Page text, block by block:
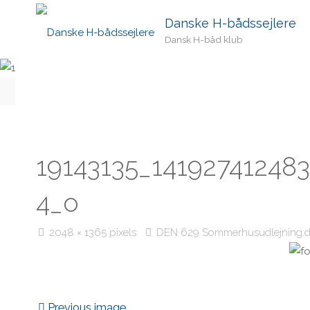
Danske H-bådssejlere
Dansk H-båd klub
4_o
Full2048 × 1365 pixels DEN 629
Previous image